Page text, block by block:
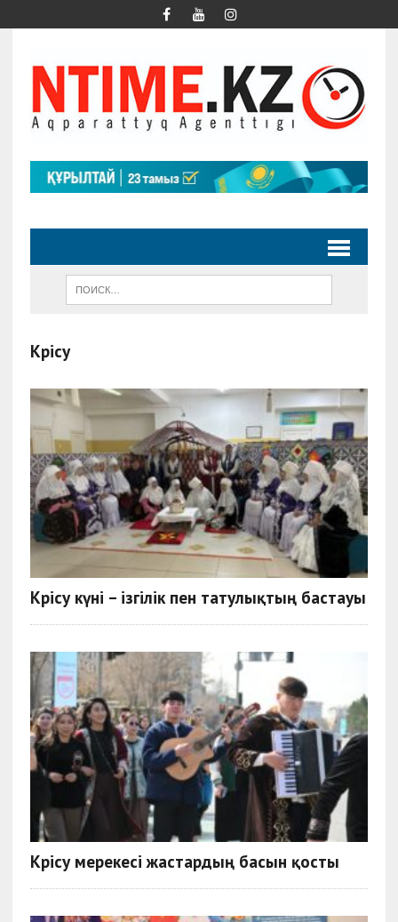
Көрісу
Көрісу күні – ізгілік пен татулықтың бастауы
Көрісу мерекесі жастардың басын қосты